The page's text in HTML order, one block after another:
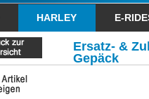
HARLEY E-
Ersatz- &
Gepäck